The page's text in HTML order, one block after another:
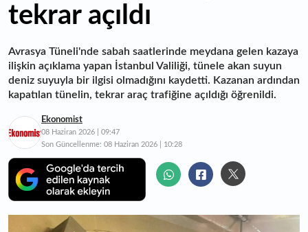
tekrar açıldı
Avrasya Tüneli'nde sabah saatlerinde meydana gelen kazaya
ilişkin açıklama yapan İstanbul Valiliği, tünele akan suyun
deniz suyuyla bir ilgisi olmadığını kaydetti. Kazanan ardından
kapatılan tünelin, tekrar araç trafiğine açıldığı öğrenildi.
Ekonomist
08 Haziran 2026 | 09:47
Son Güncellenme: 08 Haziran 2026 | 10:28